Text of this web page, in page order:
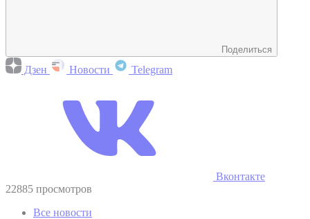
Поделиться
Дзен Новости Telegram
Вконтакте
22885 просмотров
Все новости